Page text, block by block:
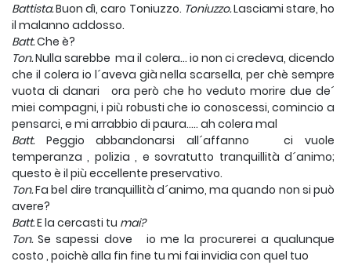
Battista.Buon dì, caro Toniuzzo. Toniuzzo.Lasciami stare, ho
il malanno addosso.
Batt.Che è?
Ton.Nulla sarebbe ma il colera... io non ci credeva, dicendo
che il colera io l´aveva già nella scarsella, per chè sempre
vuota di danari ora però che ho veduto morire due de´
miei compagni, i più robusti che io conoscessi, comincio a
pensarci, e mi arrabbio di paura..... ah colera mal
Batt. Peggio abbandonarsi all´affanno ci vuole
temperanza , polizia , e sovratutto tranquillità d´animo;
questo è il più eccellente preservativo.
Ton.Fa bel dire tranquillità d´animo, ma quando non si può
avere?
Batt.E la cercasti tu mai?
Ton.Se sapessi dove io me la procurerei a qualunque
costo , poichè alla fin fine tu mi fai invidia con quel tuo